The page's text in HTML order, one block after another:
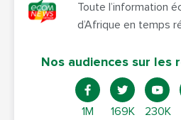
Toute l’information
d’Afrique en temps
Nos audiences sur les
1M 169K 230K